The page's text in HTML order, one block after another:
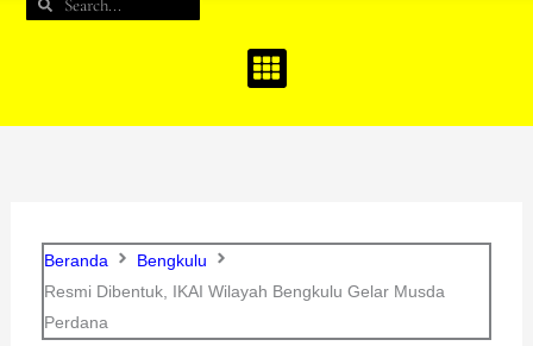
Beranda
Bengkulu
Resmi Dibentuk, IKAI Wilayah Bengkulu Gelar Musda
Perdana